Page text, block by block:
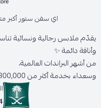
اي سفن ستور أكبر
يقدّم ملابس رجالية ونسائية
وأناقة دائمة ✨
من أشهر البراندات العالمية،
وسعداء بخدمة أكثر من 300,000 عميل حول المملكة.